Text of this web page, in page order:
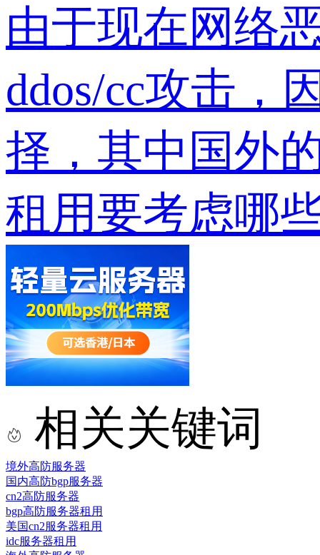
由于现在网络
ddos/cc攻击，
择，其中国外
租用要考虑哪
相关关键词
境外高防服务器
国内高防bgp服务器
cn2高防服务器
bgp高防服务器租用
美国cn2服务器租用
idc服务器租用